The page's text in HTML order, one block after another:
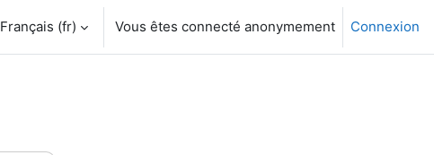
Français ‎(fr)‎ Vous êtes connecté anonymement Connexion